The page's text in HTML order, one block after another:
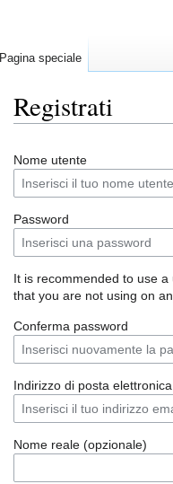
Registrati
to
navigation
to
search
Nome utente
Password
It is recommended to use a
that you are not using on
Conferma password
Indirizzo di posta
Nome reale (opzionale)
Pagina speciale